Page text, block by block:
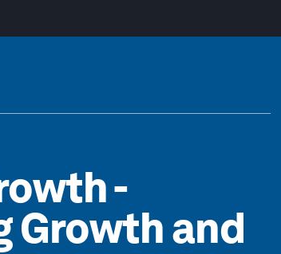
-
Growth and